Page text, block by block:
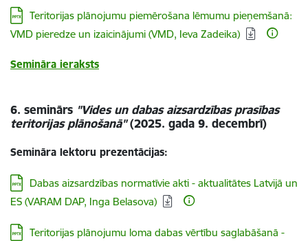
Lejupielādēt:
Teritorijas plānojumu piemērošana lēmumu pieņemšanā:
VMD pieredze un izaicinājumi (VMD, Ieva Zadeika)
Semināra ieraksts
6. seminārs "Vides un dabas aizsardzības prasības
teritorijas plānošanā"(2025. gada 9. decembrī)
Semināra lektoru prezentācijas:
Lejupielādēt:
Dabas aizsardzības normatīvie akti - aktualitātes Latvijā un
ES (VARAM DAP, Inga Belasova)
Lejupielādēt:
Teritorijas plānojumu loma dabas vērtību saglabāšanā -